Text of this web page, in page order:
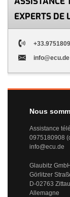
EXPERTS DE
info@ecu.de
Nous
Assistance
0975180908
info@ecu.de
Glaubitz
Görlitzer
D-02763 Zittau
Allemagne